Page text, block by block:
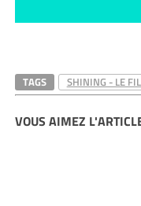
TAGS SHINING - LE
VOUS AIMEZ